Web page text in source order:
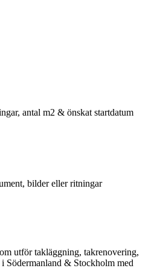
antal m2 & önskat startdatum
bilder eller ritningar
utför takläggning, takrenovering,
Södermanland & Stockholm med